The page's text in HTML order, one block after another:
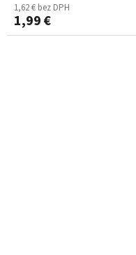
1,62 € bez DPH
1,99 €